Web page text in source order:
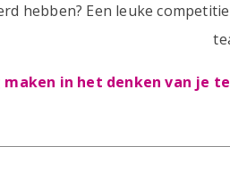
hebben? Een leuke
in het denken van je